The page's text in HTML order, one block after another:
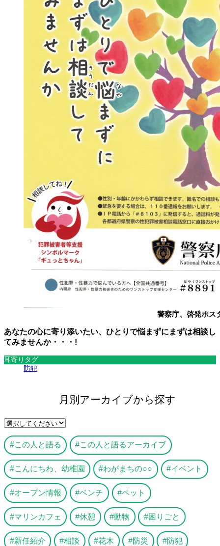
警察庁、啓発ポ
あなたの心に寄り添いたい、ひとりで悩まずにまずは相談し
てみませんか・・・!
耳寄りタグ
防犯
月別アーカイブから探す
この人と語る この人と語るアーカイブ
こんにちわ、幼稚園 わがまちの○○ イベント
オープン情報 ベンチ ペット
マリンカフェ 休憩 動物 困りごと
新任紹介 相談 花木 防災 防犯